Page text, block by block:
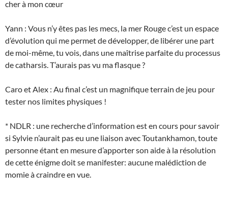
cher à mon cœur
Yann : Vous n’y êtes pas les mecs, la mer Rouge c’est un espace
d’évolution qui me permet de développer, de libérer une part
de moi-même, tu vois, dans une maîtrise parfaite du processus
de catharsis. T’aurais pas vu ma flasque ?
Caro et Alex : Au final c’est un magnifique terrain de jeu pour
tester nos limites physiques !
* NDLR : une recherche d’information est en cours pour savoir
si Sylvie n’aurait pas eu une liaison avec Toutankhamon, toute
personne étant en mesure d’apporter son aide à la résolution
de cette énigme doit se manifester: aucune malédiction de
momie à craindre en vue.